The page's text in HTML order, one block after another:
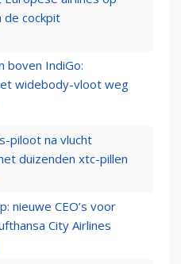
de cockpit
boven IndiGo:
widebody-vloot weg
piloot na vlucht
duizenden xtc-pillen
nieuwe CEO’s voor
City Airlines